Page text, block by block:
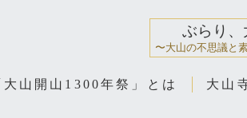
ぶらり、
〜大山の不思議と
山開山1300年祭」とは 大山